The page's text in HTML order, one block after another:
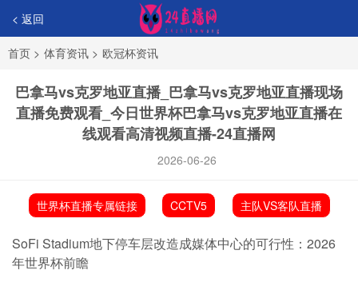
< 返回
首页 > 体育资讯 > 欧冠杯资讯
巴拿马vs克罗地亚直播_巴拿马vs克罗地亚直播现场
直播免费观看_今日世界杯巴拿马vs克罗地亚直播在
线观看高清视频直播-24直播网
2026-06-26
世界杯直播专属链接 CCTV5 主队VS客队直播
SoFi Stadium地下停车层改造成媒体中心的可行性：2026
年世界杯前瞻